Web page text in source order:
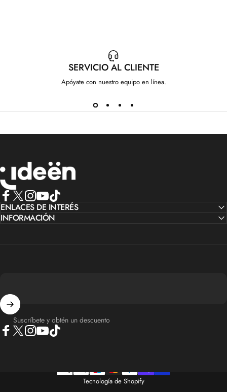
SERVICIO AL CLIENTE
Apóyate con nuestro equipo en línea.
IdeenstoresMX
Facebook
X (Twitter)
Instagram
YouTube
TikTok
ENLACES DE INTERÉS
INFORMACIÓN
Suscríbete y obtén un descuento
Tecnología de Shopify